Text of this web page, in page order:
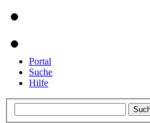
Portal
Suche
Hilfe